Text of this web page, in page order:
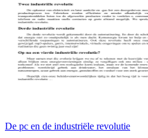
De pc en de industriële revolutie